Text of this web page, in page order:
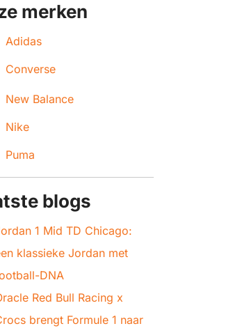
merken
Adidas
Converse
New Balance
Nike
Puma
blogs
1 Mid TD Chicago:
klassieke Jordan met
DNA
Red Bull Racing x
brengt Formule 1 naar